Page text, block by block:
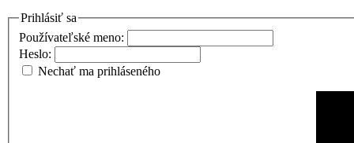
Prihlásiť sa
Používateľské meno:
Heslo:
Nechať ma prihláseného